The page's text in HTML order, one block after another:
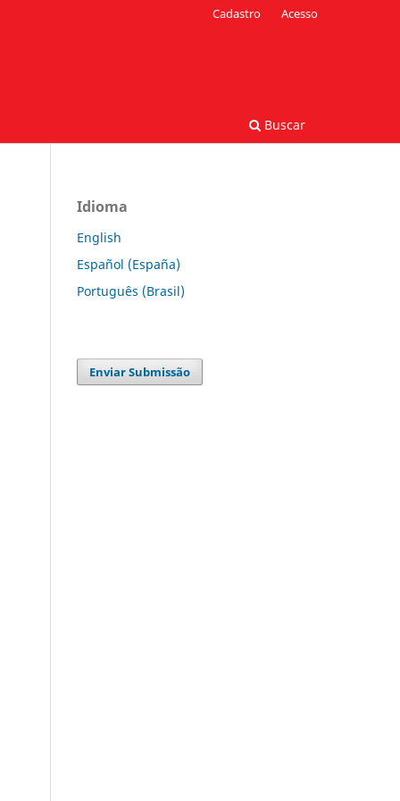
Buscar
Cadastro Acesso
Idioma
English
Español (España)
Português (Brasil)
Enviar Submissão